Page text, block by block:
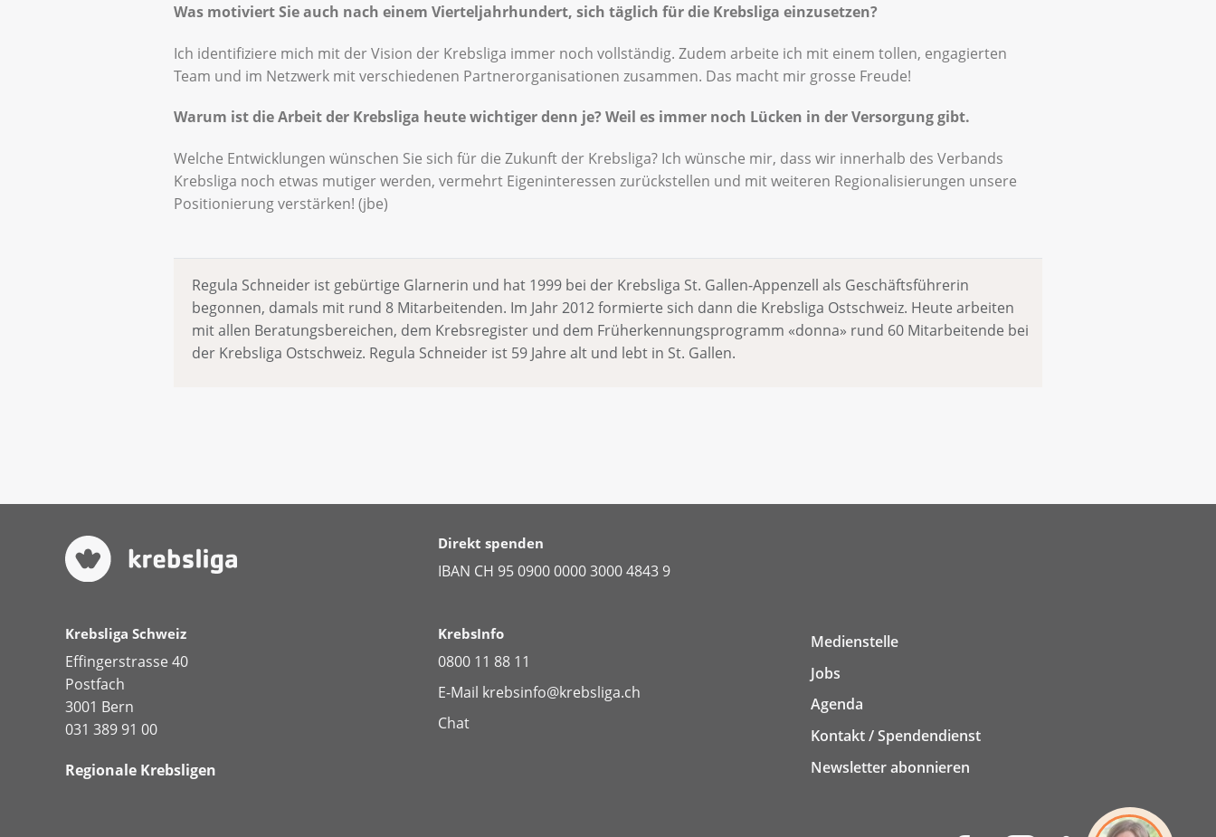
Was motiviert Sie auch nach einem Vierteljahrhundert, sich täglich für die Krebsliga einzusetzen?
Ich identifiziere mich mit der Vision der Krebsliga immer noch vollständig. Zudem arbeite ich mit einem tollen, engagierten
Team und im Netzwerk mit verschiedenen Partnerorganisationen zusammen. Das macht mir grosse Freude!
Warum ist die Arbeit der Krebsliga heute wichtiger denn je? Weil es immer noch Lücken in der Versorgung gibt.
Welche Entwicklungen wünschen Sie sich für die Zukunft der Krebsliga? Ich wünsche mir, dass wir innerhalb des Verbands
Krebsliga noch etwas mutiger werden, vermehrt Eigeninteressen zurückstellen und mit weiteren Regionalisierungen unsere
Positionierung verstärken! (jbe)
Regula Schneider ist gebürtige Glarnerin und hat 1999 bei der Krebsliga St. Gallen-Appenzell als Geschäftsführerin
begonnen, damals mit rund 8 Mitarbeitenden. Im Jahr 2012 formierte sich dann die Krebsliga Ostschweiz. Heute arbeiten
mit allen Beratungsbereichen, dem Krebsregister und dem Früherkennungsprogramm «donna» rund 60 Mitarbeitende bei
der Krebsliga Ostschweiz. Regula Schneider ist 59 Jahre alt und lebt in St. Gallen.
Direkt spenden
IBAN CH 95 0900 0000 3000 4843 9
Krebsliga Schweiz
Effingerstrasse 40
Postfach
3001 Bern
031 389 91 00
Regionale Krebsligen
KrebsInfo
0800 11 88 11
E-Mail krebsinfo@krebsliga.ch
Chat
Medienstelle
Jobs
Agenda
Kontakt / Spendendienst
Newsletter abonnieren